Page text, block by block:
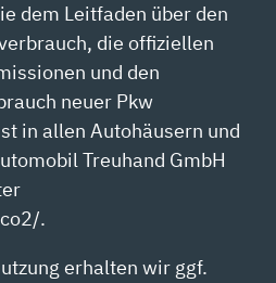
dem Leitfaden über den
die offiziellen
und den
neuer Pkw
in allen Autohäusern und
Treuhand GmbH
.
erhalten wir ggf.